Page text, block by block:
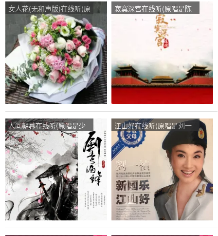
女人花(无和声版)在线听(原
唱是梅艳芳)，刘圆演唱点
播:130次
寂寞深宫在线听(原唱是陈
瑞)，敏（退出暂停互动）
演唱点播:534次
人间朝暮在线听(原唱是少
司命/CRITTY)，竹儿(感恩
遇见)演唱点播:785次
江山好在线听(原唱是刘一
祯)，许沈毅演唱点播:25次